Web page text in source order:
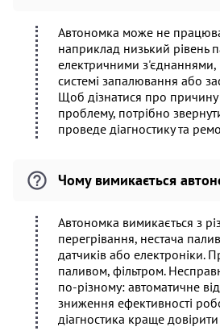
Автономка може не
наприклад низький рівень
електричними з'єднаннями,
системі запалювання або
Щоб дізнатися про причину
проблему, потрібно
проведе діагностику та
Чому вимикається
Автономка вимикається з
перегрівання, нестача
датчиків або електроніки.
паливом, фільтром.
по-різному: автоматичне
зниження ефективності
діагностика краще